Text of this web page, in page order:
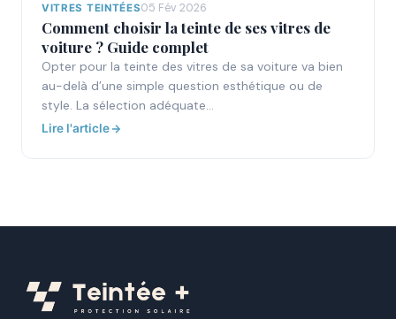
VITRES TEINTÉES05 Fév 2026
Comment choisir la teinte de ses vitres de
voiture ? Guide complet
Opter pour la teinte des vitres de sa voiture va bien
au-delà d’une simple question esthétique ou de
style. La sélection adéquate…
Lire l'article